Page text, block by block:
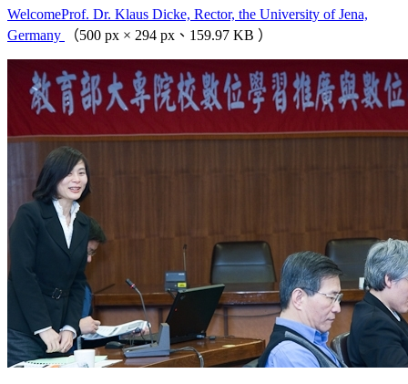
WelcomeProf. Dr. Klaus Dicke, Rector, the University of Jena,
Germany
（500 px × 294 px、159.97 KB ）